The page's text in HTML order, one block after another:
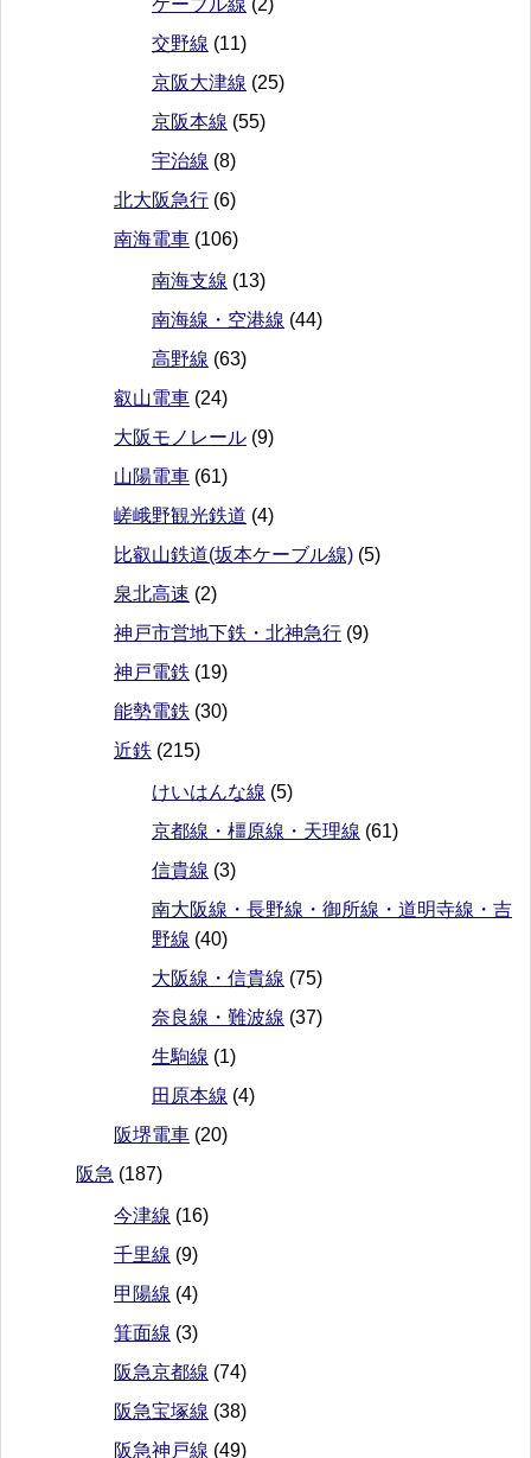
交野線 (11)
京阪大津線 (25)
京阪本線 (55)
宇治線 (8)
北大阪急行 (6)
南海電車 (106)
南海支線 (13)
南海線・空港線 (44)
高野線 (63)
叡山電車 (24)
大阪モノレール (9)
山陽電車 (61)
嵯峨野観光鉄道 (4)
比叡山鉄道(坂本ケーブル線) (5)
泉北高速 (2)
神戸市営地下鉄・北神急行 (9)
神戸電鉄 (19)
能勢電鉄 (30)
近鉄 (215)
けいはんな線 (5)
京都線・橿原線・天理線 (61)
信貴線 (3)
南大阪線・長野線・御所線・道明寺線・吉
野線 (40)
大阪線・信貴線 (75)
奈良線・難波線 (37)
生駒線 (1)
田原本線 (4)
阪堺電車 (20)
阪急 (187)
今津線 (16)
千里線 (9)
甲陽線 (4)
箕面線 (3)
阪急京都線 (74)
阪急宝塚線 (38)
阪急神戸線 (49)